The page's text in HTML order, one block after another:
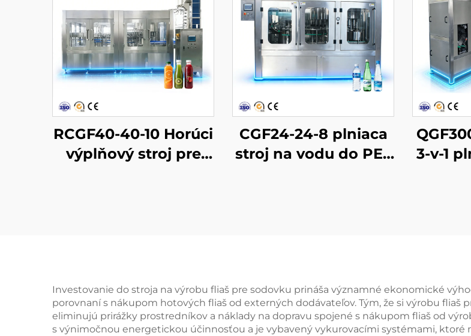
RCGF40-40-10 Horúci
výplňový stroj pre
CGF24-24-8 plniaca
stroj na vodu do PET
3-v-1
Investovanie do stroja na výrobu fliaš pre sodovku prináša významné ekonomické
porovnaní s nákupom hotových fliaš od externých dodávateľov. Tým, že si výrobu fliaš
eliminujú prirážky prostredníkov a náklady na dopravu spojené s nákupom fliaš od
s výnimočnou energetickou účinnosťou a je vybavený vykurovacími systémami,